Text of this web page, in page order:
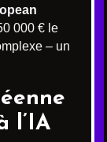
000 € le
– un
l’IA